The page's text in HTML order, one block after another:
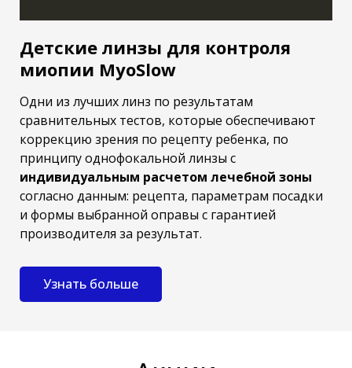
Детские линзы для контроля
миопии MyoSlow
Одни из лучших линз по результатам
сравнительных тестов, которые обеспечивают
коррекцию зрения по рецепту ребенка, по
принципу однофокальной линзы с
индивидуальным расчетом лечебной зоны
согласно данным: рецепта, параметрам посадки
и формы выбранной оправы с гарантией
производителя за результат.
Узнать больше